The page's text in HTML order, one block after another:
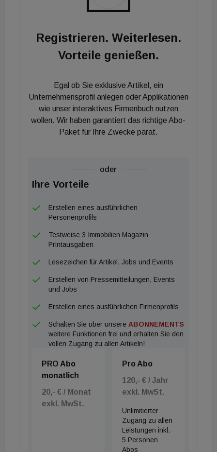
Erderwärmung bereits im Jahr 2034 überschritten
Der jüngste Bericht des Weltklimarats ging hierfür
noch vom Jahr 2047 aus. Die Ergebnisse legen
grundlegend überarbeitet werden müssen. Die in
der Studie festgestellte Beschleunigung des
Temperaturanstiegs erfordert nach Ansicht des
Autors neben einer raschen Dekarbonisierung auch
Registrieren. Weiterlesen.
Vorteile genießen.
Egal ob Sie exklusive Artikel, ein
Unternehmensprofil anlegen oder Applikationen
wie unser interaktives Firmenbuch nutzen
wollen. Wir haben garantiert das richtige Abo-
Paket für Ihre Zwecke parat.
oder
Ihre Vorteile
Erstellen eines ausführlichen
Personenprofils
Testweise 3 Immobilien Magazin
Printausgaben
Lesezeichen für Artikel, Jobs und Events
Erstellen von Pressemitteilungen, Events
und Jobs
Erstellen eines ausführlichen Firmenprofils
Schalten Sie über unsere ABONNEMENTS
weitere Funktionen frei und erhalten Sie den
vollen Zugang zu allen Artikeln!
PRO Abo
monatlich
20,- € / Monat
exkl. MwSt.
Pro Abo
120,- € / Jahr
exkl. MwSt.
Unlimitierter
Zugang zu allen
Leistungen inkl.
5 Personen
Abos